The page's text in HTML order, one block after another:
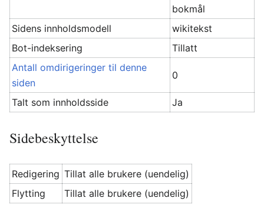
bokmål
Sidens innholdsmodell
wikitekst
Bot-indeksering
Tillatt
Antall omdirigeringer til denne
siden
0
Talt som innholdsside Ja
Sidebeskyttelse
Redigering Tillat alle brukere (uendelig)
Flytting
Tillat alle brukere (uendelig)